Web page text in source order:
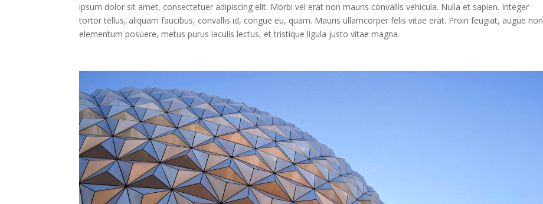
ipsum dolor sit amet, consectetuer adipiscing elit. Morbi vel erat non mauris convallis vehicula. Nulla et sapien. Integer
tortor tellus, aliquam faucibus, convallis id, congue eu, quam. Mauris ullamcorper felis vitae erat. Proin feugiat, augue non
elementum posuere, metus purus iaculis lectus, et tristique ligula justo vitae magna.